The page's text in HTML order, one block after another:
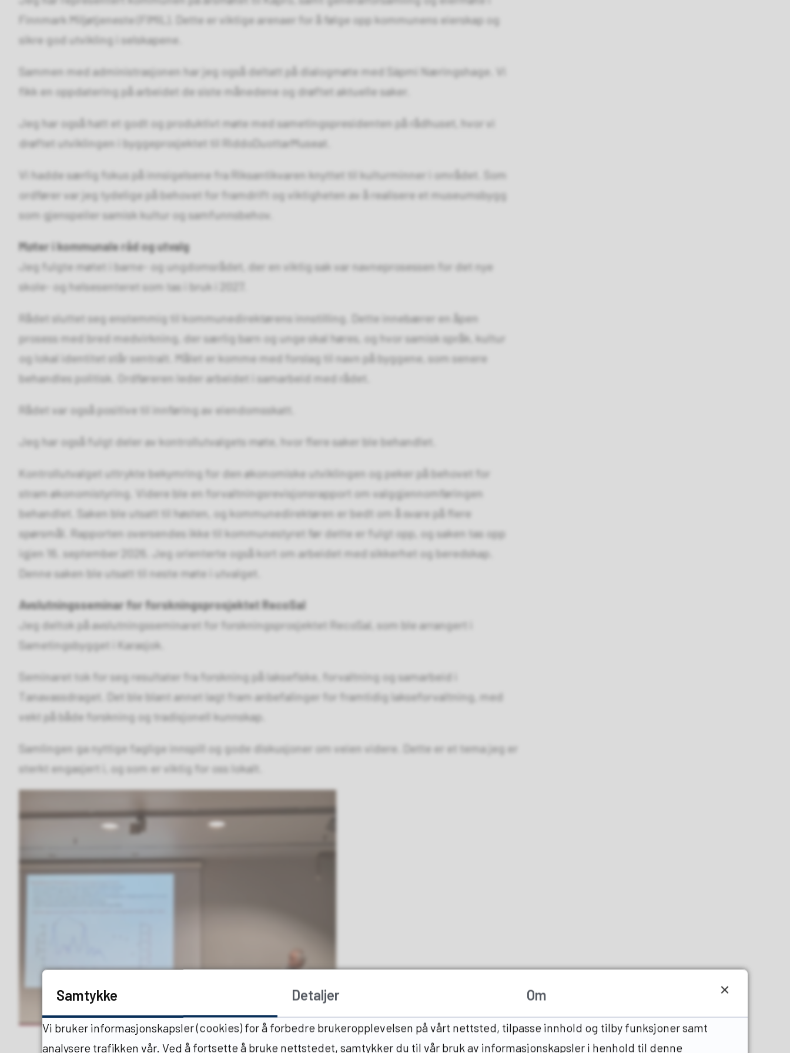
Finnmark Miljøtjeneste (FIMIL). Dette er viktige arenaer for å følge opp kommunens eierskap og
sikre god utvikling i selskapene.
Sammen med administrasjonen har jeg også deltatt på dialogmøte med Sápmi Næringshage. Vi
fikk en oppdatering på arbeidet de siste månedene og drøftet aktuelle saker.
Jeg har også hatt et godt og produktivt møte med sametingspresidenten på rådhuset, hvor vi
drøftet utviklingen i byggeprosjektet til RiddoDuottarMuseat.
Vi hadde særlig fokus på innsigelsene fra Riksantikvaren knyttet til kulturminner i området. Som
ordfører var jeg tydelige på behovet for framdrift og viktigheten av å realisere et museumsbygg
som gjenspeiler samisk kultur og samfunnsbehov.
Møter i kommunale råd og utvalg
Jeg fulgte møtet i barne- og ungdomsrådet, der en viktig sak var navneprosessen for det nye
skole- og helsesenteret som tas i bruk i 2027.
Rådet sluttet seg enstemmig til kommunedirektørens innstilling. Dette innebærer en åpen
prosess med bred medvirkning, der særlig barn og unge skal høres, og hvor samisk språk, kultur
og lokal identitet står sentralt. Målet er komme med forslag til navn på byggene, som senere
behandles politisk. Ordføreren leder arbeidet i samarbeid med rådet.
Rådet var også positive til innføring av eiendomsskatt.
Jeg har også fulgt deler av kontrollutvalgets møte, hvor flere saker ble behandlet.
Kontrollutvalget uttrykte bekymring for den økonomiske utviklingen og peker på behovet for
stram økonomistyring. Videre ble en forvaltningsrevisjonsrapport om valggjennomføringen
behandlet. Saken ble utsatt til høsten, og kommunedirektøren er bedt om å svare på flere
spørsmål. Rapporten oversendes ikke til kommunestyret før dette er fulgt opp, og saken tas opp
igjen 16. september 2026. Jeg orienterte også kort om arbeidet med sikkerhet og beredskap.
Denne saken ble utsatt til neste møte i utvalget.
Avslutningsseminar for forskningsprosjektet RecoSal
Jeg deltok på avslutningsseminaret for forskningsprosjektet RecoSal, som ble arrangert i
Sametingsbygget i Karasjok.
Seminaret tok for seg resultater fra forskning på laksefiske, forvaltning og samarbeid i
Tanavassdraget. Det ble blant annet lagt fram anbefalinger for framtidig lakseforvaltning, med
vekt på både forskning og tradisjonell kunnskap.
Samlingen ga nyttige faglige innspill og gode diskusjoner om veien videre. Dette er et tema jeg er
sterkt engasjert i, og som er viktig for oss lokalt.
Samtykke Detaljer Om
Vi bruker informasjonskapsler (cookies) for å forbedre brukeropplevelsen på vårt nettsted, tilpasse innhold og tilby funksjoner samt
analysere trafikken vår. Ved å fortsette å bruke nettstedet, samtykker du til vår bruk av informasjonskapsler i henhold til denne